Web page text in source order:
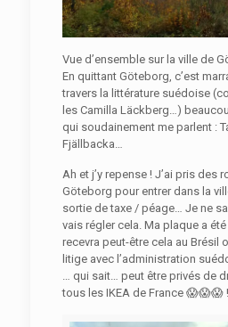
Vue d’ensemble sur la ville de
En quittant Göteborg, c’est
travers la littérature suédoise
les Camilla Läckberg…)
qui soudainement me parlent :
Fjällbacka…
Ah et j’y repense ! J’ai pris des
Göteborg pour entrer dans la
sortie de taxe / péage… Je ne
vais régler cela. Ma plaque a
recevra peut-être cela au Brésil
litige avec l’administration
… qui sait… peut être privés de
tous les IKEA de France 😱😱😱 !